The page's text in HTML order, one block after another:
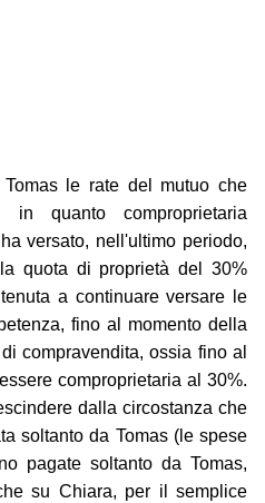
le rate del mutuo che
in quanto comproprietaria
versato, nell'ultimo periodo,
quota di proprietà del 30%
a continuare versare le
fino al momento della
compravendita, ossia fino al
comproprietaria al 30%.
dalla circostanza che
soltanto da Tomas (le spese
pagate soltanto da Tomas,
su Chiara, per il semplice